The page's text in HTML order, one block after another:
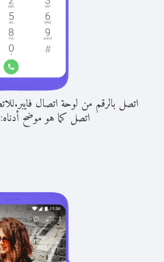
اتصل بالرقم من لوحة اتصال فايبر.
اتصل كما هو موضح أدناه: